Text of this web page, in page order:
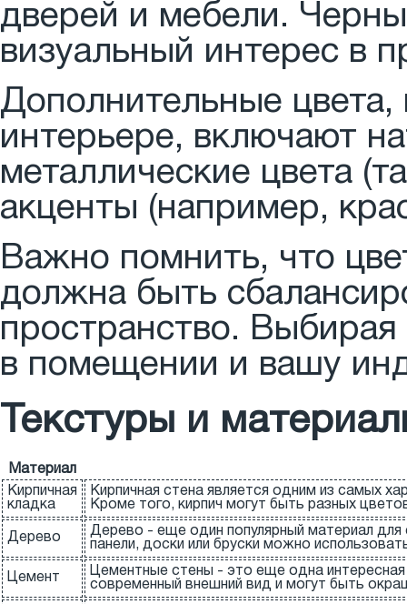
дверей и мебели.
визуальный интерес в
Дополнительные
интерьере, включают
металлические цвета
акценты (например,
Важно помнить, что
должна быть
пространство. Выбирая
в помещении и вашу
Текстуры и
Материал
Кирпичная
кладка
Кирпичная стена является одним из самых
Кроме того, кирпич могут быть разных
Дерево
Дерево - еще один популярный материал для
панели, доски или бруски можно
Цемент
Цементные стены - это еще одна
современный внешний вид и могут быть